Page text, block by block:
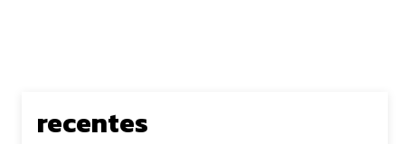
recentes